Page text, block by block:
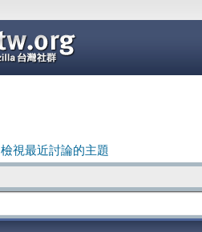
檢視最近討論的主題